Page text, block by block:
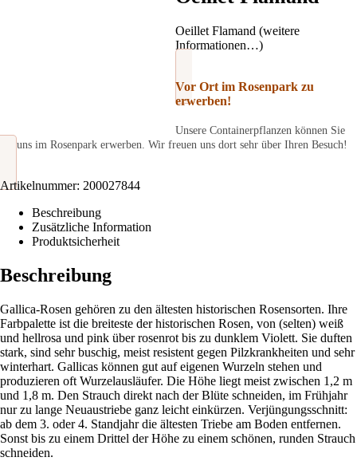
Oeillet Flamand (weitere
Informationen…)
Vor Ort im Rosenpark zu
erwerben!
Unsere Containerpflanzen können Sie
bei uns im Rosenpark erwerben. Wir freuen uns dort sehr über Ihren Besuch!
Artikelnummer: 200027844
Beschreibung
Zusätzliche Information
Produktsicherheit
Beschreibung
Gallica-Rosen gehören zu den ältesten historischen Rosensorten. Ihre
Farbpalette ist die breiteste der historischen Rosen, von (selten) weiß
und hellrosa und pink über rosenrot bis zu dunklem Violett. Sie duften
stark, sind sehr buschig, meist resistent gegen Pilzkrankheiten und sehr
winterhart. Gallicas können gut auf eigenen Wurzeln stehen und
produzieren oft Wurzelausläufer. Die Höhe liegt meist zwischen 1,2 m
und 1,8 m. Den Strauch direkt nach der Blüte schneiden, im Frühjahr
nur zu lange Neuaustriebe ganz leicht einkürzen. Verjüngungsschnitt:
ab dem 3. oder 4. Standjahr die ältesten Triebe am Boden entfernen.
Sonst bis zu einem Drittel der Höhe zu einem schönen, runden Strauch
schneiden.